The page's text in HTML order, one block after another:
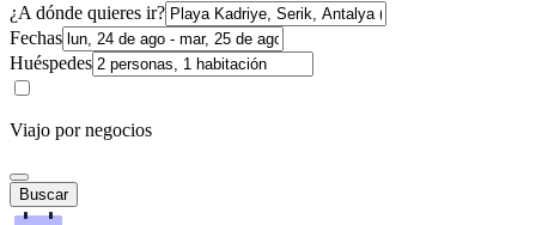
¿A dónde quieres ir?
Fechas
Huéspedes
Viajo por negocios
Buscar